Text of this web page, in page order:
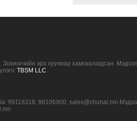
эрх хуулиар хамгаалагдсан.
TBSM LLC
99118318, 88106900, sales@chuhal.mn